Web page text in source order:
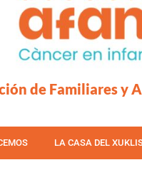
de Familiares y
LA CASA DEL